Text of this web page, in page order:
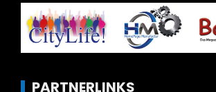
PARTNERLINKS